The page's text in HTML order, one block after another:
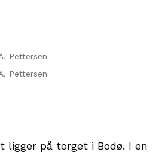
Pettersen
Pettersen
ligger på torget i Bodø. I en